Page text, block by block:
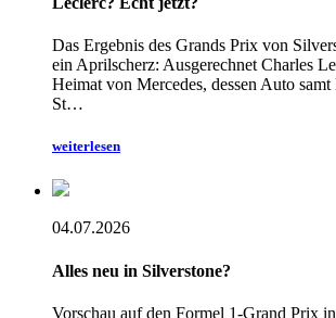
Das Ergebnis des Grands Prix von
ein Aprilscherz: Ausgerechnet Charles
Heimat von Mercedes, dessen Auto
St…
weiterlesen
04.07.2026
Alles neu in Silverstone?
Vorschau auf den Formel 1-Grand Prix